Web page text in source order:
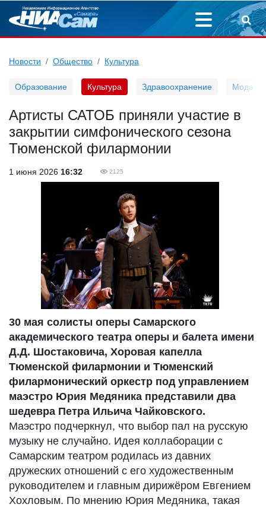
Новости Общество Культура
Образование Культура Здравоохранение Мода
Артисты САТОБ приняли участие в
закрытии симфонического сезона
Тюменской филармонии
1 июня 2026 16:32 2125
30 мая солисты оперы Самарского
академического театра оперы и балета имени
Д.Д. Шостаковича, Хоровая капелла
Тюменской филармонии и Тюменский
филармонический оркестр под управлением
маэстро Юрия Медяника представили два
шедевра Петра Ильича Чайковского.
Маэстро подчеркнул, что выбор пал на русскую
музыку не случайно. Идея коллаборации с
Самарским театром родилась из давних
дружеских отношений с его художественным
руководителем и главным дирижёром Евгением
Хохловым. По мнению Юрия Медяника, такая